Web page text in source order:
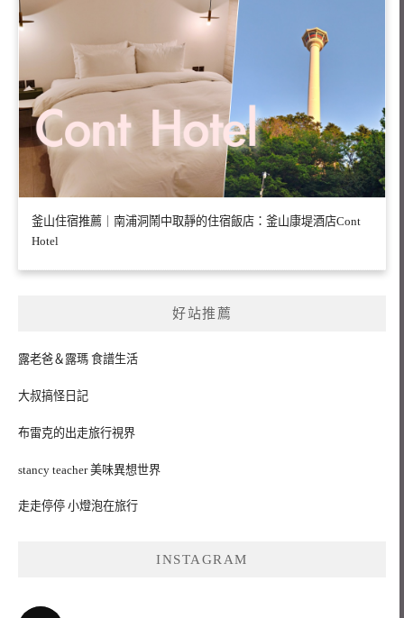
釜山住宿推薦｜南浦洞鬧中取靜的住宿飯店：釜山康堤酒店Cont
Hotel
好站推薦
露老爸＆露瑪 食譜生活
大叔搞怪日記
布雷克的出走旅行視界
stancy teacher 美味異想世界
走走停停 小燈泡在旅行
INSTAGRAM